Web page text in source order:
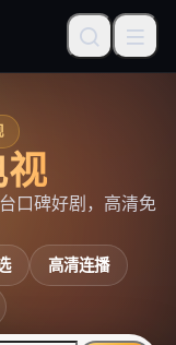
口碑好剧，高清免
高清连播